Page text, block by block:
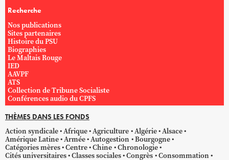
Recherche
Nos publications
Sites partenaires
Histoire du PSU
Biographies
Le Maltais Rouge
IED
AAVPF
ATS
Collection de Tribune Socialiste
Conférences audio du CPFS
THÈMES DANS LES FONDS
Action syndicale Afrique Agriculture Algérie Alsace
Amérique Latine Armée Autogestion
Bourgogne
Catégories mères Centre Chine Chronologie
Cités universitaires Classes sociales Congrès Consommation